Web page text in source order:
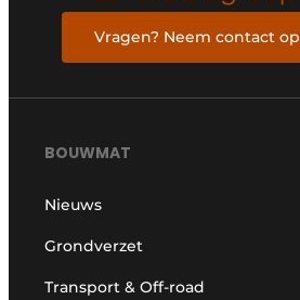
Vragen? Neem contact op
BOUWMAT
Nieuws
Grondverzet
Transport & Off-road